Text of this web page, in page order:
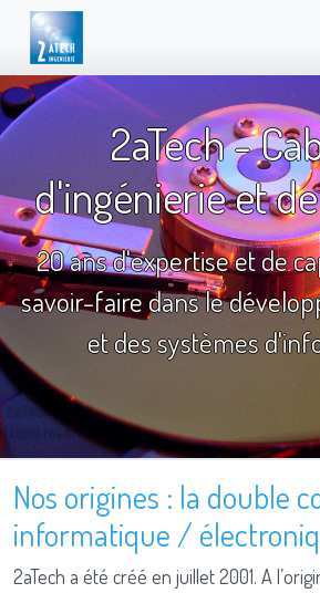
2aTech -
d'ingénierie et
20 ans d'expertise et de
savoir-faire dans le
et des systèmes
Nos origines : la double
informatique /
2aTech a été créé en juillet 2001. A